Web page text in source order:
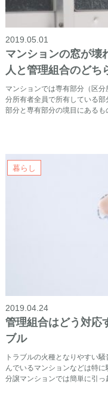
2019.05.01
マンションの窓が壊
人と管理組合のどち
マンションでは専有部分（区
分所有者全員で所有している
部分と専有部分の境目にある
暮らし
2019.04.24
管理組合はどう対応
ブル
トラブルの火種となりやすい
んでいるマンションなどは特
分譲マンションでは簡単に引っ